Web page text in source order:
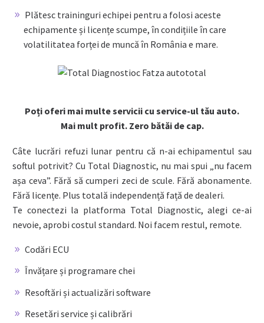
Plătesc traininguri echipei pentru a folosi aceste
echipamente și licențe scumpe, în condițiile în care
volatilitatea forței de muncă în România e mare.
Poți oferi mai multe servicii cu service-ul tău auto.
Mai mult profit. Zero bătăi de cap.
Câte lucrări refuzi lunar pentru că n-ai echipamentul sau
softul potrivit? Cu Total Diagnostic, nu mai spui „nu facem
așa ceva”. Fără să cumperi zeci de scule. Fără abonamente.
Fără licențe. Plus totală independență față de dealeri.
Te conectezi la platforma Total Diagnostic, alegi ce-ai
nevoie, aprobi costul standard. Noi facem restul, remote.
Codări ECU
Învățare și programare chei
Resoftări și actualizări software
Resetări service și calibrări